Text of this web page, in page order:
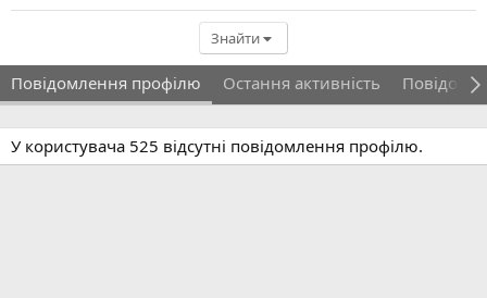
Знайти
Повідомлення профілю Остання активність
У користувача 525 відсутні повідомлення профілю.